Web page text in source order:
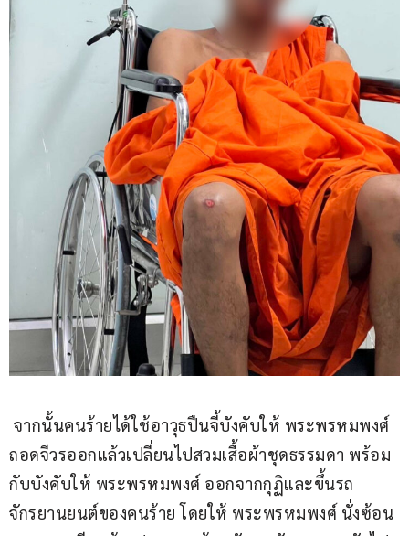
จากนั้นคนร้ายได้ใช้อาวุธปืนจี้บังคับให้ พระพรหมพงศ์
ถอดจีวรออกแล้วเปลี่ยนไปสวมเสื้อผ้าชุดธรรมดา พร้อม
กับบังคับให้ พระพรหมพงศ์ ออกจากกุฏิและขึ้นรถ
จักรยานยนต์ของคนร้าย โดยให้ พระพรหมพงศ์ นั่งซ้อน